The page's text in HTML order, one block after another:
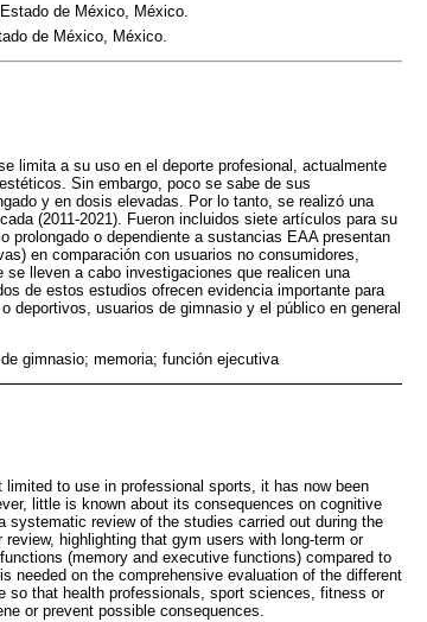
de México, México.
de México, México.
limita a su uso en el deporte profesional, actualmente
Sin embargo, poco se sabe de sus
y en dosis elevadas. Por lo tanto, se realizó una
(2011-2021). Fueron incluidos siete artículos para su
o dependiente a sustancias EAA presentan
en comparación con usuarios no consumidores,
lleven a cabo investigaciones que realicen una
de estos estudios ofrecen evidencia importante para
deportivos, usuarios de gimnasio y el público en general
gimnasio; memoria; función ejecutiva
to use in professional sports, it has now been
little is known about its consequences on cognitive
systematic review of the studies carried out during the
highlighting that gym users with long-term or
(memory and executive functions) compared to
needed on the comprehensive evaluation of the different
that health professionals, sport sciences, fitness or
or prevent possible consequences.